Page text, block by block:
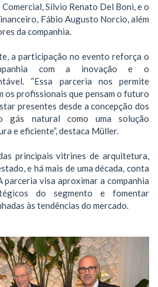
Silvio Renato Del Boni, e o
Fábio Augusto Norcio, além
da companhia.
a participação no evento reforça o
com a inovação e o
“Essa parceria nos permite
os profissionais que pensam o futuro
presentes desde a concepção dos
gás natural como uma solução
e eficiente”, destaca Müller.
principais vitrines de arquitetura,
e há mais de uma década, conta
parceria visa aproximar a companhia
do segmento e fomentar
às tendências do mercado.